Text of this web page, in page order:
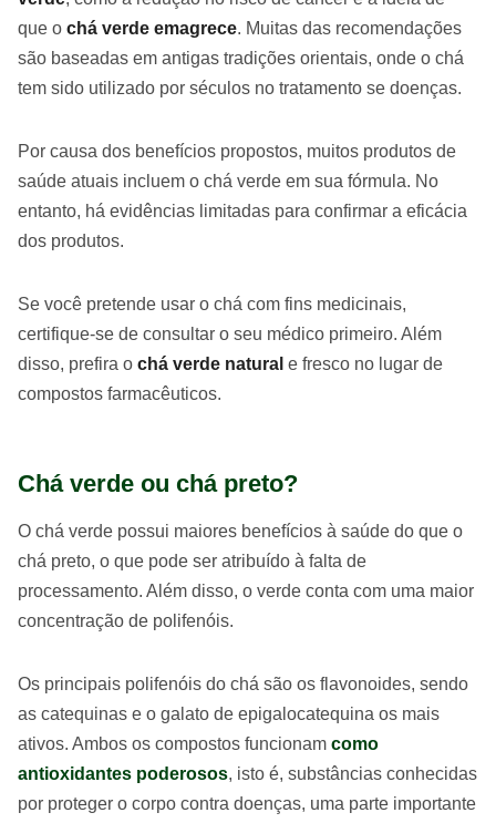
que o chá verde emagrece. Muitas das recomendações
são baseadas em antigas tradições orientais, onde o chá
tem sido utilizado por séculos no tratamento se doenças.
Por causa dos benefícios propostos, muitos produtos de
saúde atuais incluem o chá verde em sua fórmula. No
entanto, há evidências limitadas para confirmar a eficácia
dos produtos.
Se você pretende usar o chá com fins medicinais,
certifique-se de consultar o seu médico primeiro. Além
disso, prefira o chá verde natural e fresco no lugar de
compostos farmacêuticos.
Chá verde ou chá preto?
O chá verde possui maiores benefícios à saúde do que o
chá preto, o que pode ser atribuído à falta de
processamento. Além disso, o verde conta com uma maior
concentração de polifenóis.
Os principais polifenóis do chá são os flavonoides, sendo
as catequinas e o galato de epigalocatequina os mais
ativos. Ambos os compostos funcionam como
antioxidantes poderosos, isto é, substâncias conhecidas
por proteger o corpo contra doenças, uma parte importante